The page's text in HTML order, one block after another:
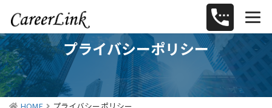
プライバシーポリシー